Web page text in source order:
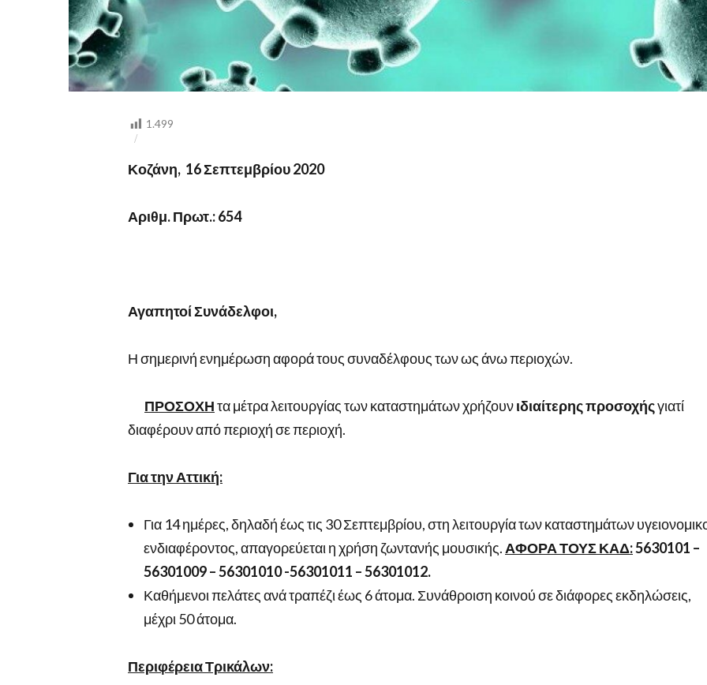
1.499
Κοζάνη, 16 Σεπτεμβρίου 2020
Αριθμ. Πρωτ.: 654
Αγαπητοί Συνάδελφοι,
Η σημερινή ενημέρωση αφορά τους συναδέλφους των ως άνω περιοχών.
ΠΡΟΣΟΧΗτα μέτρα λειτουργίας των καταστημάτων χρήζουνιδιαίτερης προσοχήςγιατί
διαφέρουν από περιοχή σε περιοχή.
Για την Αττική:
Για 14 ημέρες, δηλαδή έως τις 30 Σεπτεμβρίου, στη λειτουργία των καταστημάτων
ενδιαφέροντος, απαγορεύεται η χρήση ζωντανής μουσικής. ΑΦΟΡΑ ΤΟΥΣ ΚΑΔ:5630101 –
56301009 – 56301010 -56301011 – 56301012.
Καθήμενοι πελάτες ανά τραπέζι έως 6 άτομα. Συνάθροιση κοινού σε διάφορες εκδηλώσεις,
μέχρι 50 άτομα.
Περιφέρεια Τρικάλων: